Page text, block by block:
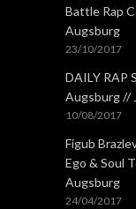
Battle Rap
Augsburg
23/10/2017
DAILY RAP
Augsburg //
10/08/2017
Figub
Ego & Soul
Augsburg
24/04/2017